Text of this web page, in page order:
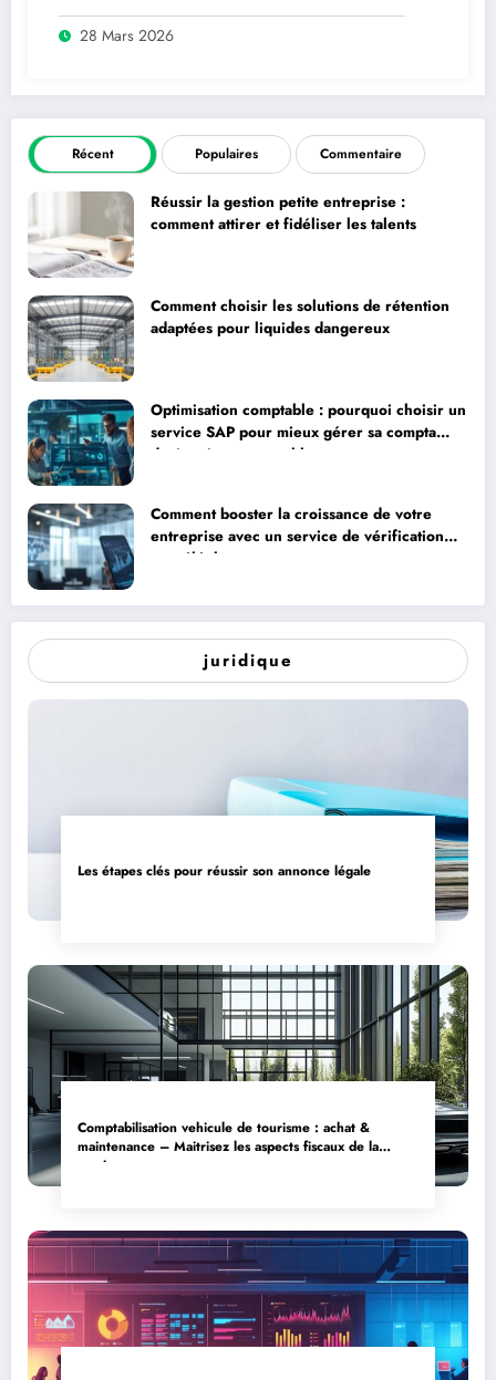
par téléphone
28 Mars 2026
Récent Populaires Commentaire
Réussir la gestion petite entreprise :
comment attirer et fidéliser les talents
Comment choisir les solutions de rétention
adaptées pour liquides dangereux
Optimisation comptable : pourquoi choisir un
service SAP pour mieux gérer sa compta
devient incontournable
Comment booster la croissance de votre
entreprise avec un service de vérification
par téléphone
juridique
Les étapes clés pour réussir son annonce légale
Comptabilisation vehicule de tourisme : achat &
maintenance – Maitrisez les aspects fiscaux de la
cession